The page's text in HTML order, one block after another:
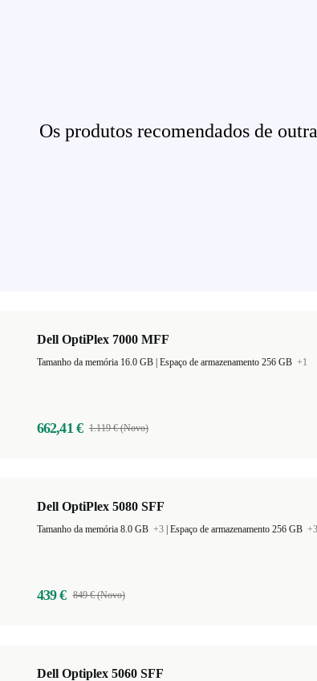
Os produtos recomendados de
Dell OptiPlex 7000 MFF
Espaço de armazenamento 256 GB +1
662,41 € 1.119 € (Novo)
Dell OptiPlex 5080 SFF
Tamanho da memória 8.0 GB +3 Espaço de armazenamento 256 GB +3
439 € 849 € (Novo)
Dell Optiplex 5060 SFF